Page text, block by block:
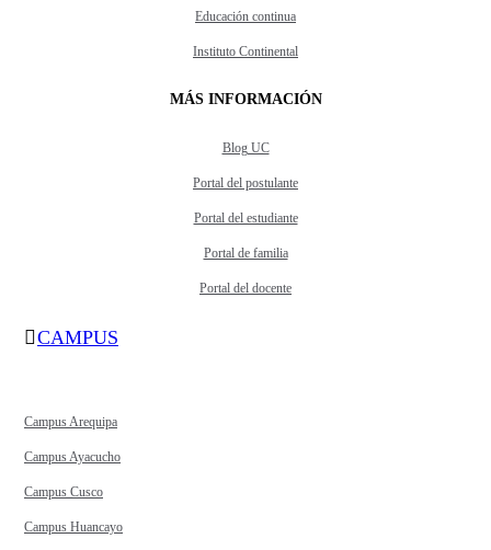
Educación continua
Instituto Continental
MÁS INFORMACIÓN
Blog UC
Portal del postulante
Portal del estudiante
Portal de familia
Portal del docente
CAMPUS
Campus Arequipa
Campus Ayacucho
Campus Cusco
Campus Huancayo